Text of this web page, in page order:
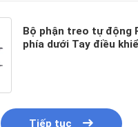
Bộ phận treo tự động
phía dưới Tay điều
Tiếp tục